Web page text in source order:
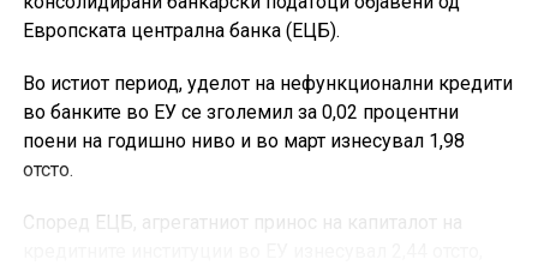
Европската централна банка (ЕЦБ).
Во истиот период, уделот на нефункционални кредити
во банките во ЕУ се зголемил за 0,02 процентни
поени на годишно ниво и во март изнесувал 1,98
отсто.
Според ЕЦБ, агрегатниот принос на капиталот на